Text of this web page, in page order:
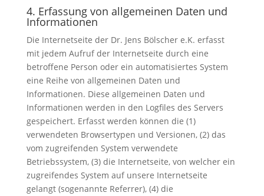
4. Erfassung von allgemeinen Daten und
Informationen
Die Internetseite der Dr. Jens Bölscher e.K. erfasst
mit jedem Aufruf der Internetseite durch eine
betroffene Person oder ein automatisiertes System
eine Reihe von allgemeinen Daten und
Informationen. Diese allgemeinen Daten und
Informationen werden in den Logfiles des Servers
gespeichert. Erfasst werden können die (1)
verwendeten Browsertypen und Versionen, (2) das
vom zugreifenden System verwendete
Betriebssystem, (3) die Internetseite, von welcher ein
zugreifendes System auf unsere Internetseite
gelangt (sogenannte Referrer), (4) die